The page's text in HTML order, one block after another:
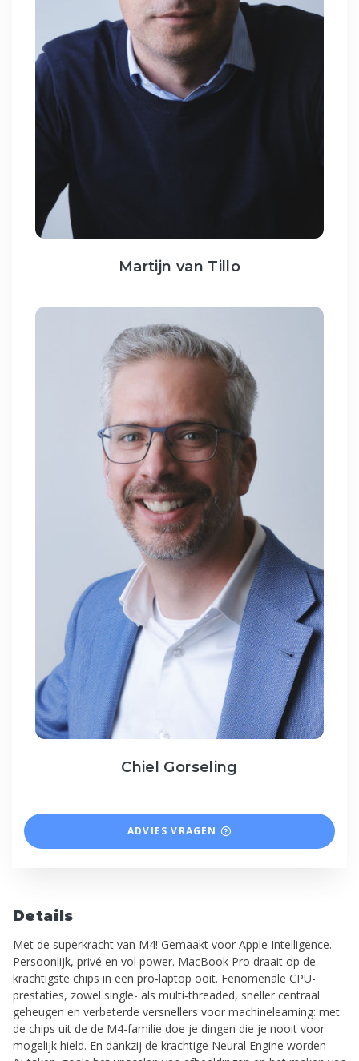
Martijn van Tillo
Chiel Gorseling
ADVIES VRAGEN
Details
Met de superkracht van M4! Gemaakt voor Apple Intelligence.
Persoonlijk, privé en vol power. MacBook Pro draait op de
krachtigste chips in een pro‑laptop ooit. Fenomenale CPU-
prestaties, zowel single- als multi‑threaded, sneller centraal
geheugen en verbeterde versnellers voor machine­learning: met
de chips uit de de M4-familie doe je dingen die je nooit voor
mogelijk hield. En dankzij de krachtige Neural Engine worden